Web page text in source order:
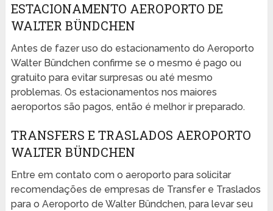
ESTACIONAMENTO AEROPORTO DE
WALTER BÜNDCHEN
Antes de fazer uso do estacionamento do Aeroporto
Walter Bündchen confirme se o mesmo é pago ou
gratuito para evitar surpresas ou até mesmo
problemas. Os estacionamentos nos maiores
aeroportos são pagos, então é melhor ir preparado.
TRANSFERS E TRASLADOS AEROPORTO
WALTER BÜNDCHEN
Entre em contato com o aeroporto para solicitar
recomendações de empresas de Transfer e Traslados
para o Aeroporto de Walter Bündchen, para levar seu